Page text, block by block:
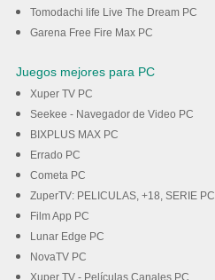
Tomodachi life Live The Dream PC
Garena Free Fire Max PC
Juegos mejores para PC
Xuper TV PC
Seekee - Navegador de Video PC
BIXPLUS MAX PC
Errado PC
Cometa PC
ZuperTV: PELICULAS, +18, SERIE PC
Film App PC
Lunar Edge PC
NovaTV PC